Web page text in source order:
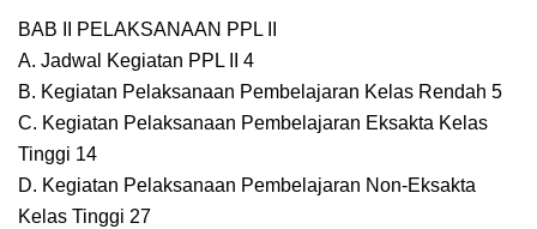
BAB II PELAKSANAAN PPL II
A. Jadwal Kegiatan PPL II 4
B. Kegiatan Pelaksanaan Pembelajaran Kelas Rendah 5
C. Kegiatan Pelaksanaan Pembelajaran Eksakta Kelas
Tinggi 14
D. Kegiatan Pelaksanaan Pembelajaran Non-Eksakta
Kelas Tinggi 27